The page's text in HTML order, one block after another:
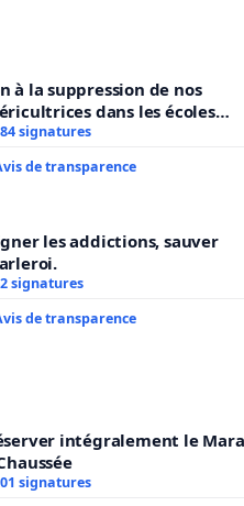
à la suppression de nos
dans les écoles
communale de Flémalle !
signatures
de transparence
les addictions, sauver
signatures
de transparence
intégralement le
signatures